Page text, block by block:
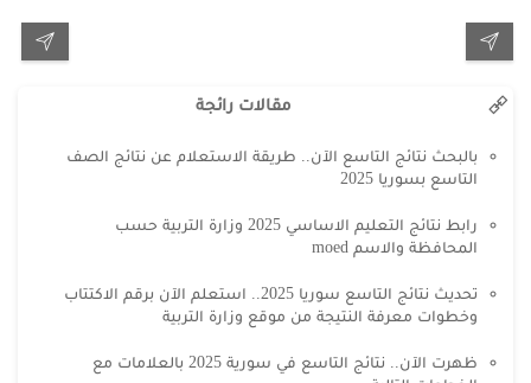
مقالات رائجة
بالبحث نتائج التاسع الآن.. طريقة الاستعلام عن نتائج الصف
التاسع بسوريا 2025
رابط نتائج التعليم الاساسي 2025 وزارة التربية حسب
المحافظة والاسم moed
تحديث نتائج التاسع سوريا 2025.. استعلم الآن برقم الاكتتاب
وخطوات معرفة النتيجة من موقع وزارة التربية
ظهرت الآن.. نتائج التاسع في سورية 2025 بالعلامات مع